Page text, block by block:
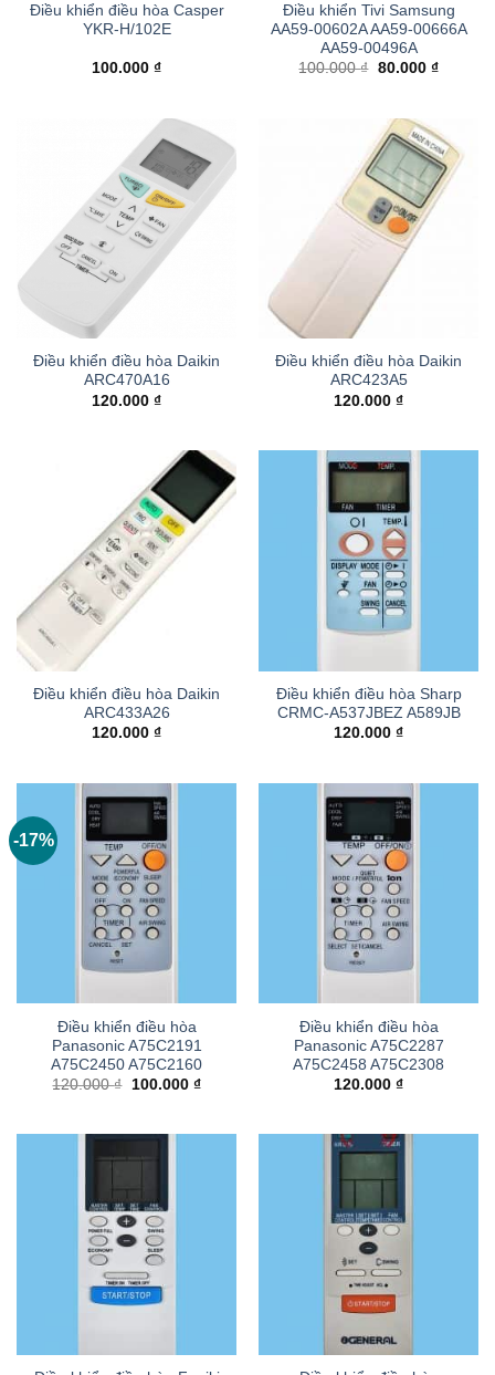
Điều khiển điều hòa Casper
YKR-H/102E
100.000 ₫
Điều khiển Tivi Samsung
AA59-00602A AA59-00666A
AA59-00496A
100.000₫ Giá
80.000 ₫Giá
Điều khiển điều hòa Daikin
ARC470A16
120.000 ₫
Điều khiển điều hòa Daikin
ARC423A5
120.000 ₫
Điều khiển điều hòa Daikin
ARC433A26
120.000 ₫
Điều khiển điều hòa Sharp
CRMC-A537JBEZ A589JB
120.000 ₫
-17%
Điều khiển điều hòa
Panasonic A75C2191
A75C2450 A75C2160
120.000₫
Giá
100.000 ₫Giá
Điều khiển điều hòa
Panasonic A75C2287
A75C2458 A75C2308
120.000 ₫